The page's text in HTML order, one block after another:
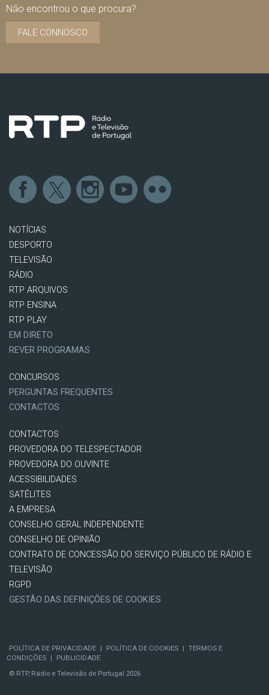
Não encontrou o que procura?
FALE CONNOSCO
NOTÍCIAS
DESPORTO
TELEVISÃO
RÁDIO
RTP ARQUIVOS
RTP ENSINA
RTP PLAY
EM DIRETO
REVER PROGRAMAS
CONCURSOS
PERGUNTAS FREQUENTES
CONTACTOS
CONTACTOS
PROVEDORA DO TELESPECTADOR
PROVEDORA DO OUVINTE
ACESSIBILIDADES
SATÉLITES
A EMPRESA
CONSELHO GERAL INDEPENDENTE
CONSELHO DE OPINIÃO
CONTRATO DE CONCESSÃO DO SERVIÇO PÚBLICO DE RÁDIO E
TELEVISÃO
RGPD
GESTÃO DAS DEFINIÇÕES DE COOKIES
POLÍTICA DE PRIVACIDADE | POLÍTICA DE COOKIES | TERMOS E
CONDIÇÕES |
PUBLICIDADE
© RTP, Rádio e Televisão de Portugal 2026